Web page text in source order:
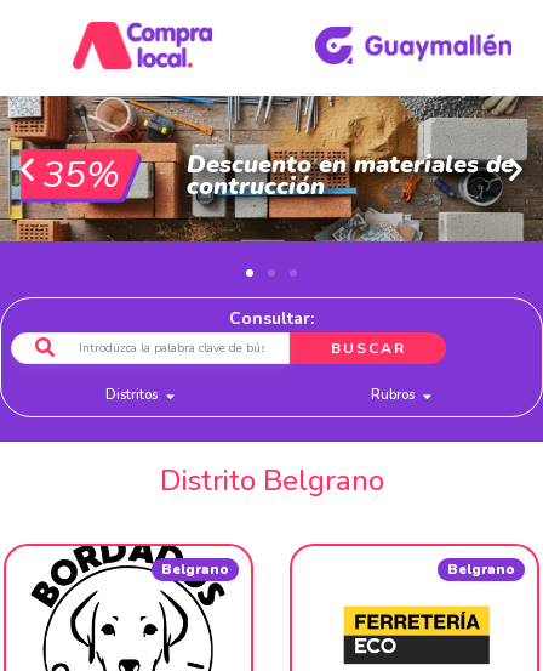
35% Descuento en materiales de
contrucción
Consultar:
BUSCAR
Distritos Rubros
Distrito Belgrano
Belgrano Belgrano